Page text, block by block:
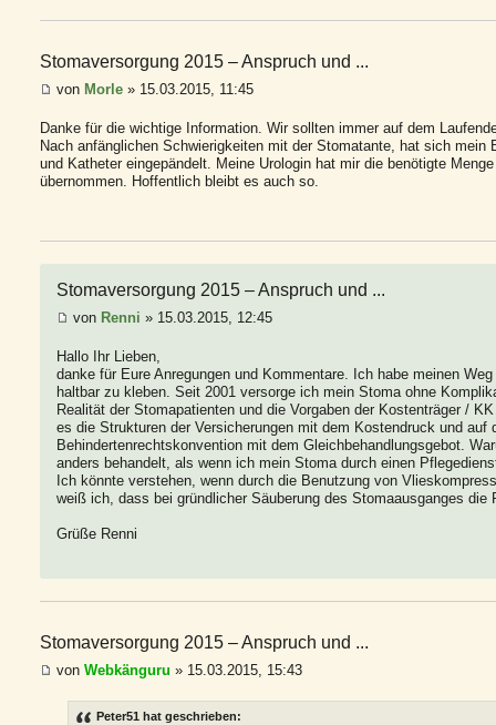
Stomaversorgung 2015 – Anspruch und ...
von Morle » 15.03.2015, 11:45
Danke für die wichtige Information. Wir sollten immer auf dem
Nach anfänglichen Schwierigkeiten mit der Stomatante, hat sich mein
und Katheter eingepändelt. Meine Urologin hat mir die benötigte
übernommen. Hoffentlich bleibt es auch so.
Stomaversorgung 2015 – Anspruch und ...
von Renni » 15.03.2015, 12:45
Hallo Ihr Lieben,
danke für Eure Anregungen und Kommentare. Ich habe meinen
haltbar zu kleben. Seit 2001 versorge ich mein Stoma ohne
Realität der Stomapatienten und die Vorgaben der Kostenträger /
es die Strukturen der Versicherungen mit dem Kostendruck und auf
Behindertenrechtskonvention mit dem Gleichbehandlungsgebot.
anders behandelt, als wenn ich mein Stoma durch einen
Ich könnte verstehen, wenn durch die Benutzung von
weiß ich, dass bei gründlicher Säuberung des Stomaausganges die
Grüße Renni
Stomaversorgung 2015 – Anspruch und ...
von Webkänguru » 15.03.2015, 15:43
Peter51 hat geschrieben: